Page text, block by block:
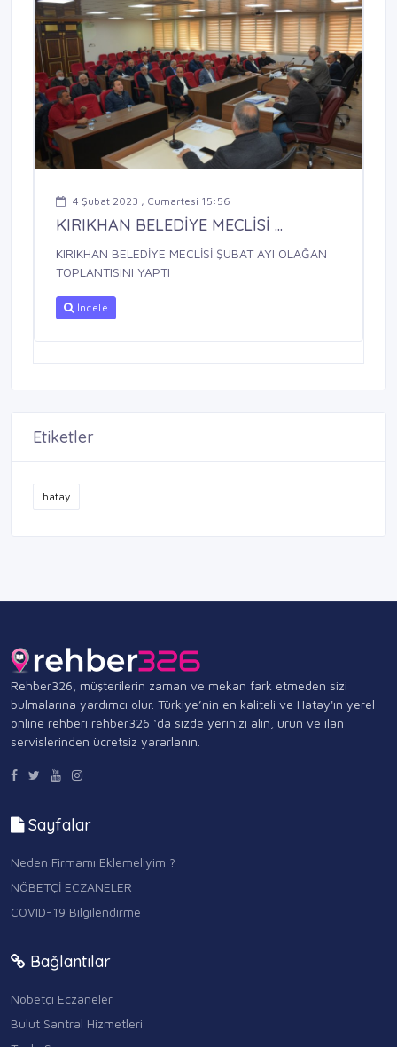
4 Şubat 2023 , Cumartesi 15:56
KIRIKHAN BELEDİYE MECLİSİ ...
KIRIKHAN BELEDİYE MECLİSİ ŞUBAT AYI OLAĞAN
TOPLANTISINI YAPTI
İncele
Etiketler
hatay
Rehber326, müşterilerin zaman ve mekan fark etmeden sizi
bulmalarına yardımcı olur. Türkiye’nin en kaliteli ve Hatay'ın yerel
online rehberi rehber326 ‘da sizde yerinizi alın, ürün ve ilan
servislerinden ücretsiz yararlanın.
Sayfalar
Neden Firmamı Eklemeliyim ?
NÖBETÇİ ECZANELER
COVID-19 Bilgilendirme
Bağlantılar
Nöbetçi Eczaneler
Bulut Santral Hizmetleri